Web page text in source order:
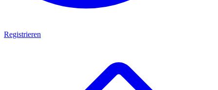
Registrieren